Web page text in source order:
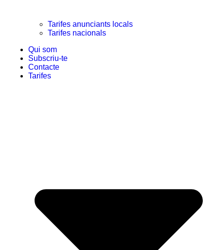
Tarifes anunciants locals
Tarifes nacionals
Qui som
Subscriu-te
Contacte
Tarifes